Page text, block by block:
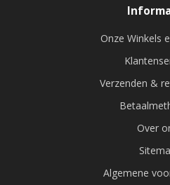
Onze Winkels
Verzenden &
Over
Algemene